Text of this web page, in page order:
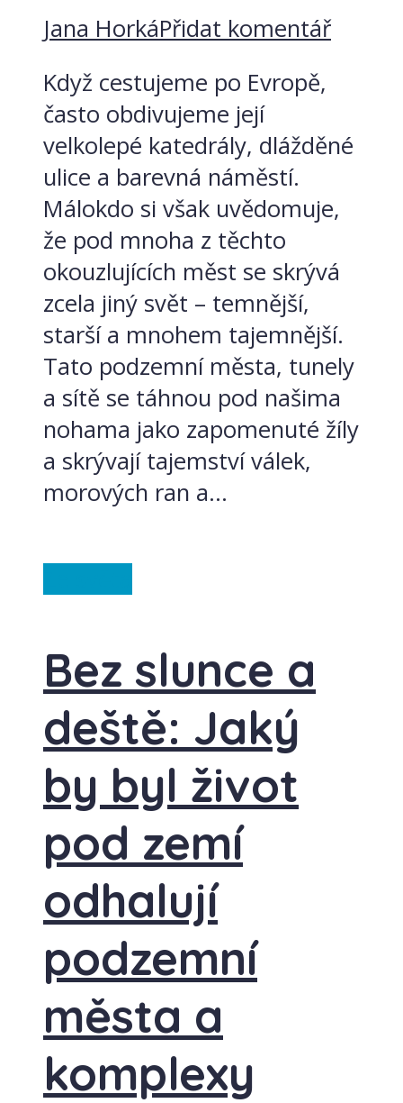
Jana HorkáPřidat komentář
Když cestujeme po Evropě,
často obdivujeme její
velkolepé katedrály, dlážděné
ulice a barevná náměstí.
Málokdo si však uvědomuje,
že pod mnoha z těchto
okouzlujících měst se skrývá
zcela jiný svět – temnější,
starší a mnohem tajemnější.
Tato podzemní města, tunely
a sítě se táhnou pod našima
nohama jako zapomenuté žíly
a skrývají tajemství válek,
morových ran a...
Bez slunce a
deště: Jaký
by byl život
pod zemí
odhalují
podzemní
města a
komplexy